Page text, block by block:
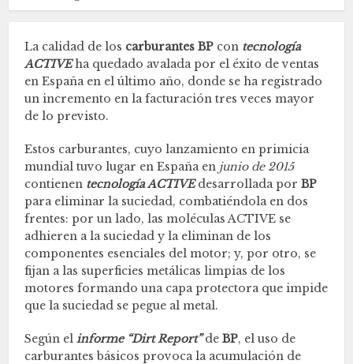
La calidad de los carburantes BP con tecnología
ACTIVEha quedado avalada por el éxito de ventas
en España en el último año, donde se ha registrado
un incremento en la facturación tres veces mayor
de lo previsto.
Estos carburantes, cuyo lanzamiento en primicia
mundial tuvo lugar en España en junio de 2015
contienen tecnología ACTIVEdesarrollada porBP
para eliminar la suciedad, combatiéndola en dos
frentes: por un lado, las moléculas ACTIVE se
adhieren a la suciedad y la eliminan de los
componentes esenciales del motor; y, por otro, se
fijan a las superficies metálicas limpias de los
motores formando una capa protectora que impide
que la suciedad se pegue al metal.
Según elinforme “Dirt Report”deBP, el uso de
carburantes básicos provoca la acumulación de